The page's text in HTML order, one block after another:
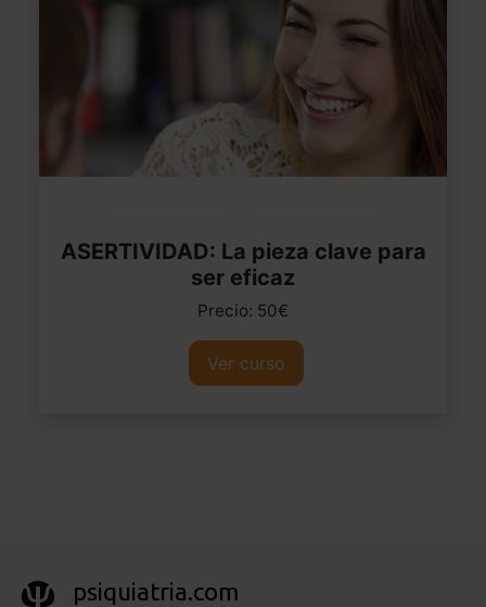
ASERTIVIDAD: La pieza clave para
ser eficaz
Precio: 50€
Ver curso
psiquiatria.com